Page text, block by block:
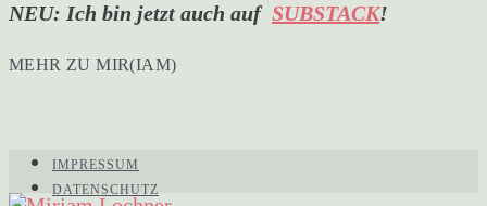
NEU: Ich bin jetzt auch auf SUBSTACK!
MEHR ZU MIR(IAM)
IMPRESSUM
DATENSCHUTZ